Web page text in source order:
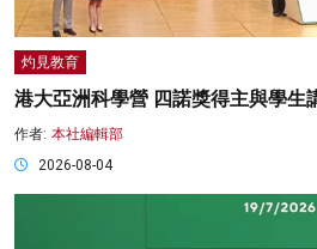
灼見教育
港大亞洲科學營 四諾獎得主與學生
作者: 本社編輯部
2026-08-04